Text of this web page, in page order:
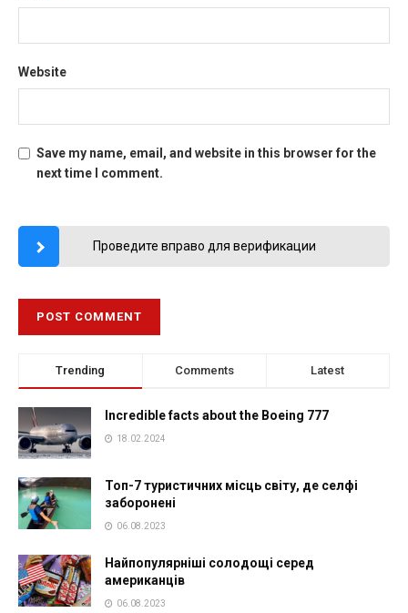
Website
Save my name, email, and website in this browser for the
next time I comment.
Проведите вправо для верификации
Trending Comments Latest
Incredible facts about the Boeing 777
18.02.2024
Топ-7 туристичних місць світу, де селфі
заборонені
06.08.2023
Найпопулярніші солодощі серед
американців
06.08.2023